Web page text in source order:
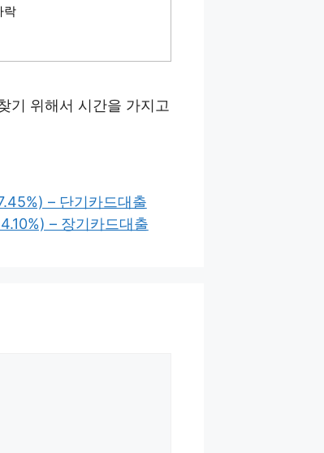
락
기 위해서 시간을 가지고
– 단기카드대출
– 장기카드대출